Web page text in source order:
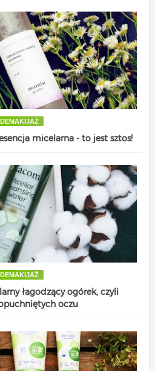
DEMAKIJAŻ
micelarna - to jest sztos!
DEMAKIJAŻ
łagodzący ogórek, czyli
oczu